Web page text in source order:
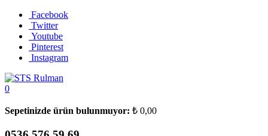
Facebook
Twitter
Youtube
Pinterest
Instagram
0
Sepetinizde ürün bulunmuyor: ₺ 0,00